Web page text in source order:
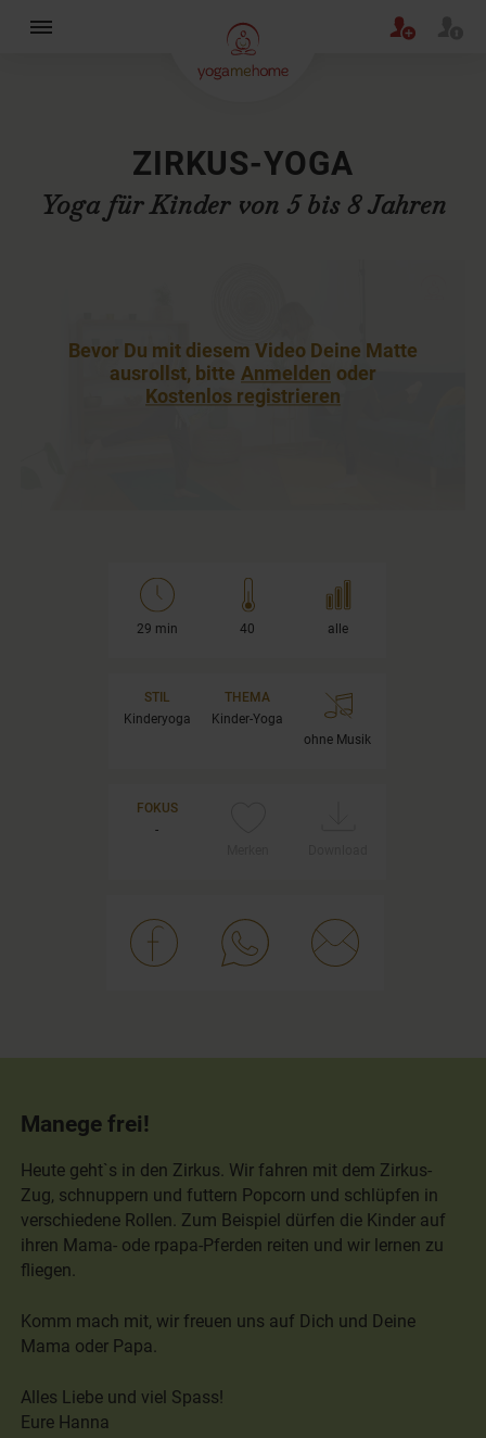
ZIRKUS-YOGA
Yoga für Kinder von 5 bis 8 Jahren
Bevor Du mit diesem Video Deine Matte
ausrollst, bitte Anmelden oder
Kostenlos registrieren
29 min 40 alle
STIL
Kinderyoga
THEMA
Kinder-Yoga
ohne Musik
FOKUS
-
Manege frei!
Heute geht`s in den Zirkus. Wir fahren mit dem Zirkus-
Zug, schnuppern und futtern Popcorn und schlüpfen in
verschiedene Rollen. Zum Beispiel dürfen die Kinder auf
ihren Mama- ode rpapa-Pferden reiten und wir lernen zu
fliegen.
Komm mach mit, wir freuen uns auf Dich und Deine
Mama oder Papa.
Alles Liebe und viel Spass!
Eure Hanna